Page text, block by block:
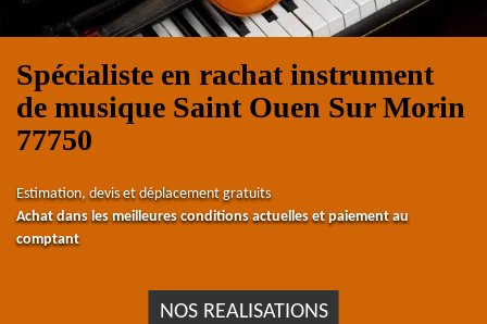
Spécialiste en rachat instrument
de musique Saint Ouen Sur Morin
77750
Estimation, devis et déplacement gratuits
Achat dans les meilleures conditions actuelles et paiement au
comptant
NOS REALISATIONS